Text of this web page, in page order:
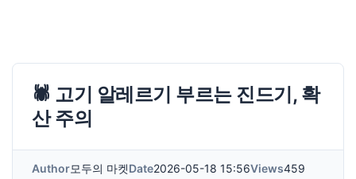
🕷️ 고기 알레르기 부르는 진드기, 확
산 주의
Author모두의 마켓Date2026-05-18 15:56Views459